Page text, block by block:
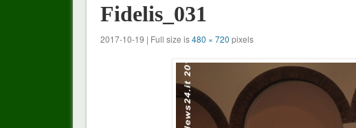
Fidelis_031
2017-10-19 | Full size is480 × 720 pixels